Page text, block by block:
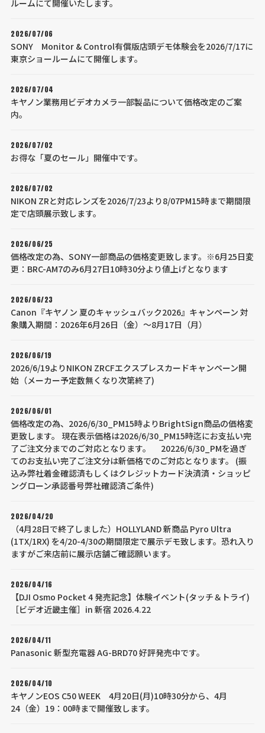
ルームにて開催いたします。
2026/07/06
SONY Monitor & Control有償版店頭デモ体験会を2026/7/17に
東京ショールームにて開催します。
2026/07/04
キヤノン業務用ビデオカメラ一部製品について価格改定のご案
内。
2026/07/02
お得な「夏のセール」開催中です。
2026/07/02
NIKON ZRと対応レンズを2026/7/23より8/07PM15時まで期間限
定で店頭展示致します。
2026/06/25
価格改定の為、SONY一部商品の価格変更致します。※6月25日変
更：BRC-AM7のみ6月27日10時30分より値上げとなります
2026/06/23
Canon『キヤノン 夏のキャッシュバック2026』キャンペーン 対
象購入期間：2026年6月26日（金）～8月17日（月）
2026/06/19
2026/6/19よりNIKON ZRCFエクスプレスカードキャンペーン開
始（メーカー予定数無くなり次第終了)
2026/06/01
価格改定の為、2026/6/30_PM15時よりBrightSign商品の価格変
更致します。 現在表示価格は2026/6/30_PM15時迄にお支払い完
了ご注文分までのご対応となります。 20226/6/30_PMを過ぎ
てのお支払い完了ご注文分は新価格でのご対応となります。 (振
込み弊社着金確認済もしくはクレジットカード決済済・ショッピ
ングローン承認番号弊社確認済ご条件)
2026/04/20
（4月28日で終了しました）HOLLYLAND 新商品 Pyro Ultra
(1TX/1RX) を4/20-4/30の期間限定で展示デモ致します。恐れ入り
ますがご来店前に展示店舗ご確認願います。
2026/04/16
【DJI Osmo Pocket 4 発売記念】体験イベント(タッチ＆トライ)
［ビデオ近畿主催］in 新宿 2026.4.22
2026/04/11
Panasonic 新型充電器 AG-BRD70 好評発売中です。
2026/04/10
キヤノンEOS C50 WEEK 4月20日(月)10時30分から、4月
24（金）19：00時まで開催致します。